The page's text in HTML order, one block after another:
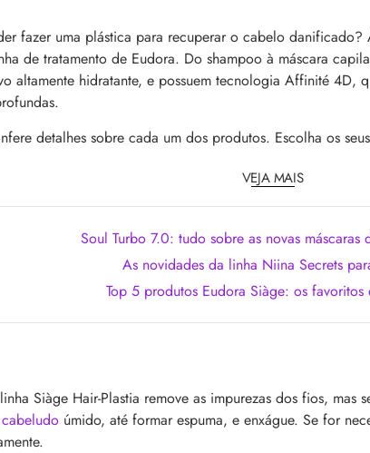
fazer uma plástica para recuperar o cabelo
de tratamento de Eudora. Do shampoo à máscara
altamente hidratante, e possuem tecnologia Affinité 4D,
detalhes sobre cada um dos produtos. Escolha os
VEJA MAIS
Soul Turbo 7.0: tudo sobre as novas máscaras
As novidades da linha Niina Secrets
Top 5 produtos Eudora Siàge: os favoritos
Siàge Hair-Plastia remove as impurezas dos fios, mas
úmido, até formar espuma, e enxágue. Se for
Cuidados com a barba: 4 dicas e produtos
O expert Willy Morales revela 5 cuidados com a
barba para você incluir no dia a dia. Veja quais
as recomendações do barbeiro
Alberto Morillas: 11 fragrâncias icônicas criadas